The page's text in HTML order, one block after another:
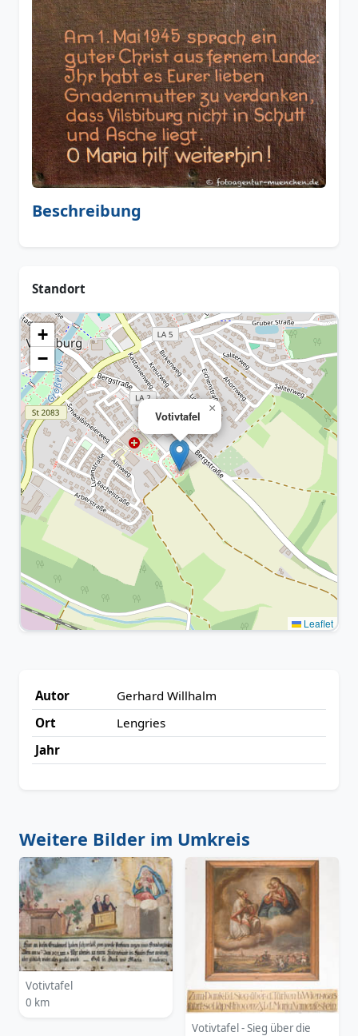
Beschreibung
Standort
Votivtafel
×
+
−
Leaflet
Autor
Gerhard Willhalm
Ort
Lengries
Jahr
Weitere Bilder im Umkreis
Votivtafel
0 km
Votivtafel - Sieg über die